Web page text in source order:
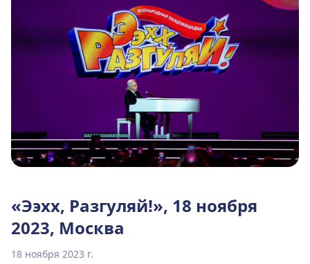
«Ээхх, Разгуляй!», 18 ноября
2023, Москва
18 ноября 2023 г.